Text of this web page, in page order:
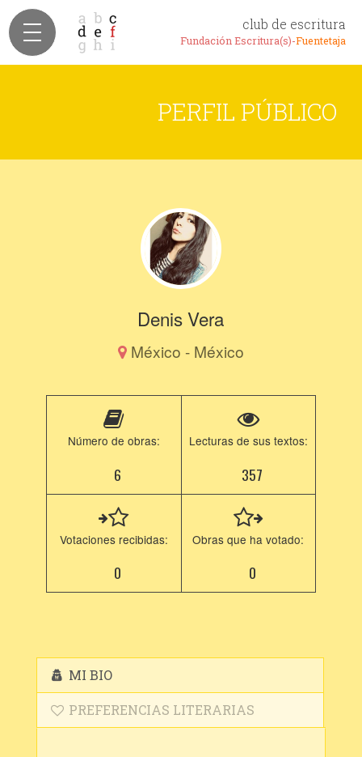
club de escritura
Fundación Escritura(s)-Fuentetaja
PERFIL PÚBLICO
Denis Vera
México - México
Número de obras:
6
Lecturas de sus textos:
357
Votaciones recibidas:
0
Obras que ha votado:
0
MI BIO
PREFERENCIAS LITERARIAS